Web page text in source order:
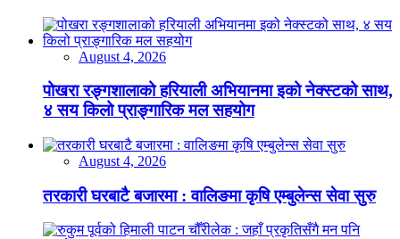
August 4, 2026
पोखरा रङ्गशालाको हरियाली अभियानमा इको नेक्स्टको साथ,
४ सय किलो प्राङ्गारिक मल सहयोग
August 4, 2026
तरकारी घरबाटै बजारमा : वालिङमा कृषि एम्बुलेन्स सेवा सुरु